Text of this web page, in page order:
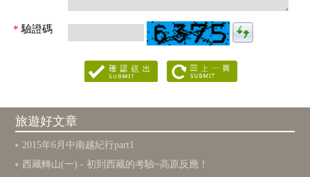
*驗證碼
旅遊好文章
2015年6月中南越紀行part1
西藏轉山(一) - 初到西藏的考驗~高原反應！